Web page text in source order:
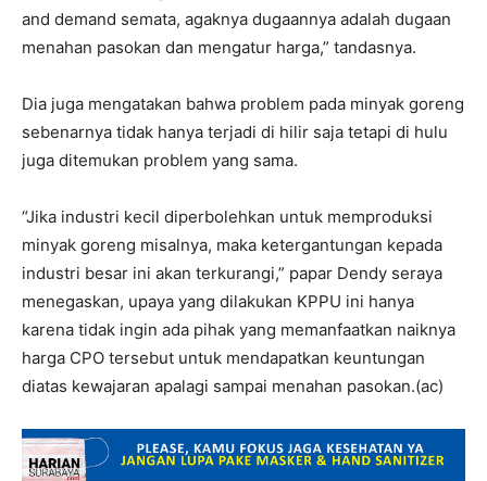
and demand semata, agaknya dugaannya adalah dugaan
menahan pasokan dan mengatur harga,” tandasnya.
Dia juga mengatakan bahwa problem pada minyak goreng
sebenarnya tidak hanya terjadi di hilir saja tetapi di hulu
juga ditemukan problem yang sama.
“Jika industri kecil diperbolehkan untuk memproduksi
minyak goreng misalnya, maka ketergantungan kepada
industri besar ini akan terkurangi,” papar Dendy seraya
menegaskan, upaya yang dilakukan KPPU ini hanya
karena tidak ingin ada pihak yang memanfaatkan naiknya
harga CPO tersebut untuk mendapatkan keuntungan
diatas kewajaran apalagi sampai menahan pasokan.(ac)